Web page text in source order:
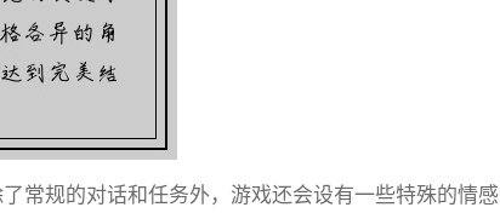
常规的对话和任务外，游戏还会设有一些特殊的情感